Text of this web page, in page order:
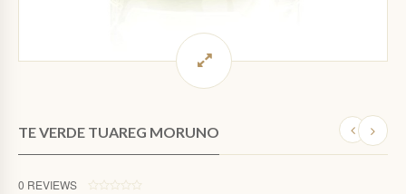
TE VERDE TUAREG MORUNO
0 REVIEWS